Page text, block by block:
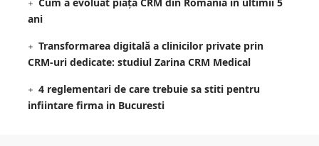
ani
Transformarea digitală a clinicilor private prin
CRM-uri dedicate: studiul Zarina CRM Medical
4 reglementari de care trebuie sa stiti pentru
infiintare firma in Bucuresti